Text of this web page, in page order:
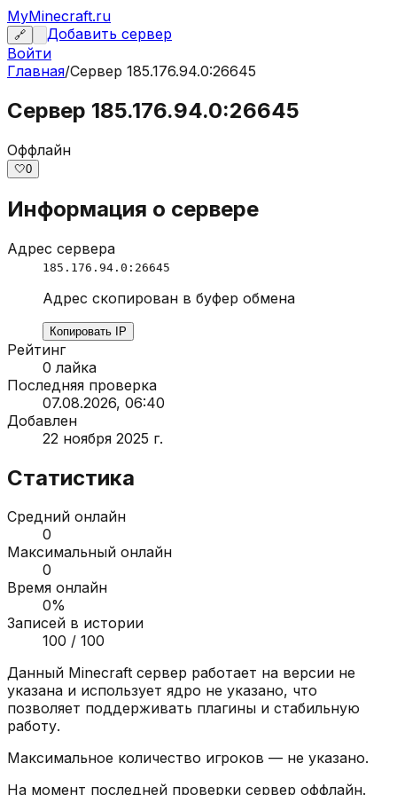
MyMinecraft.ru
🔗
Добавить сервер
Войти
Главная/Сервер 185.176.94.0:26645
Сервер 185.176.94.0:26645
Оффлайн
🤍0
Информация о сервере
Адрес сервера
185.176.94.0:26645
Адрес скопирован в буфер обмена
Копировать IP
Рейтинг
0 лайка
Последняя проверка
07.08.2026, 06:40
Добавлен
22 ноября 2025 г.
Статистика
Средний онлайн
0
Максимальный онлайн
0
Время онлайн
0%
Записей в истории
100 / 100
Данный Minecraft сервер работает на версии не
указана и использует ядро не указано, что
позволяет поддерживать плагины и стабильную
работу.
Максимальное количество игроков — не указано.
На момент последней проверки сервер оффлайн.